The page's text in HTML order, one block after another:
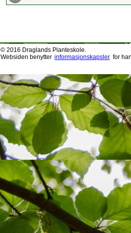
© 2016 Draglands Planteskole.
Websiden benytter informasjonskapsler for